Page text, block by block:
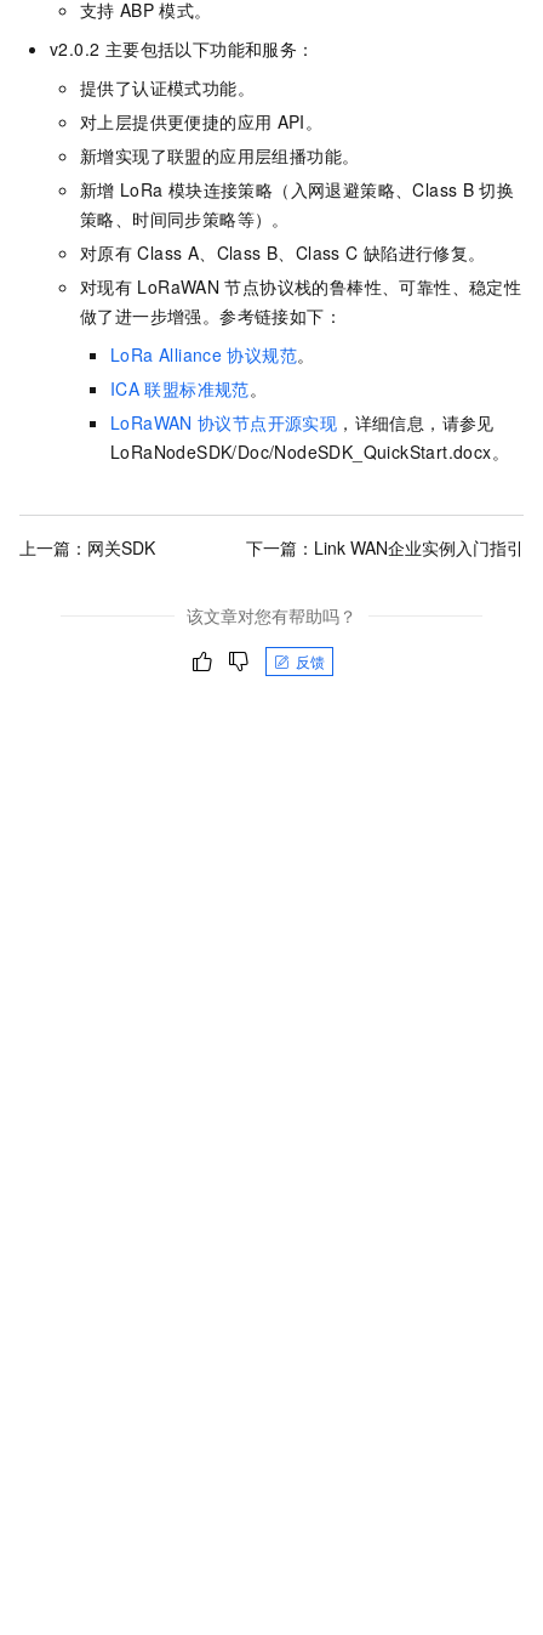
支持 ABP 模式。
v2.0.2 主要包括以下功能和服务：
提供了认证模式功能。
对上层提供更便捷的应用 API。
新增实现了联盟的应用层组播功能。
新增 LoRa 模块连接策略（入网退避策略、Class B 切换
策略、时间同步策略等）。
对原有 Class A、Class B、Class C 缺陷进行修复。
对现有 LoRaWAN 节点协议栈的鲁棒性、可靠性、稳定性
做了进一步增强。参考链接如下：
LoRa Alliance 协议规范。
ICA 联盟标准规范。
LoRaWAN 协议节点开源实现 ，详细信息，请参见
LoRaNodeSDK/Doc/NodeSDK_QuickStart.docx。
上一篇： 网关SDK 下一篇： Link WAN企业实例入门指引
该文章对您有帮助吗？
反馈